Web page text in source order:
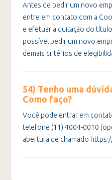
Antes de pedir um novo
entre em contato com a
e efetuar a quitação do
possível pedir um novo
demais critérios de
54) Tenho uma
Como faço?
Você pode entrar em
telefone (11) 4004-0010
abertura de chamado